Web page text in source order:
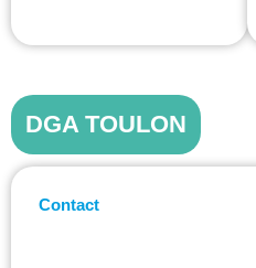
DGA TOULON
Contact